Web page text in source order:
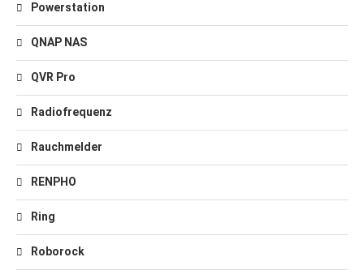
Powerstation
QNAP NAS
QVR Pro
Radiofrequenz
Rauchmelder
RENPHO
Ring
Roborock